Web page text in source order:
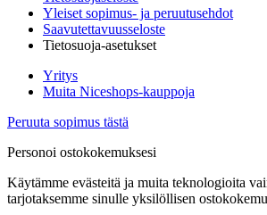
Yleiset sopimus- ja peruutusehdot
Saavutettavuusseloste
Tietosuoja-asetukset
Yritys
Muita Niceshops-kauppoja
Peruuta sopimus tästä
Personoi ostokokemuksesi
Käytämme evästeitä ja muita teknologioita
tarjotaksemme sinulle yksilöllisen